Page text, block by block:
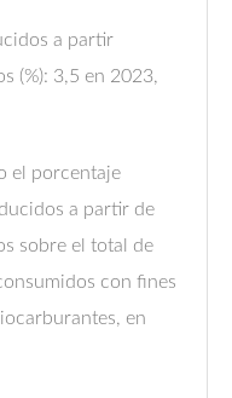
a partir
(%): 3,5 en 2023,
el porcentaje
a partir de
sobre el total de
con fines
en